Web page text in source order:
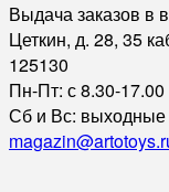
Выдача заказов в
Цеткин, д. 28, 35
125130
Пн-Пт: с 8.30-17.00
Сб и Вс: выходные